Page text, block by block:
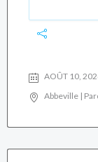
AOÛT 10,
Abbeville |